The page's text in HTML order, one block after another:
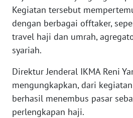
Kegiatan tersebut
dengan berbagai offtaker,
travel haji dan umrah,
syariah.
Direktur Jenderal IKMA Reni
mengungkapkan, dari
berhasil menembus pasar
perlengkapan haji.
WN
RIAU
SERAMBI
WN
JAMBI